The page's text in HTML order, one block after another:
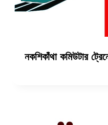
নকশিকাঁথা কমিউটার